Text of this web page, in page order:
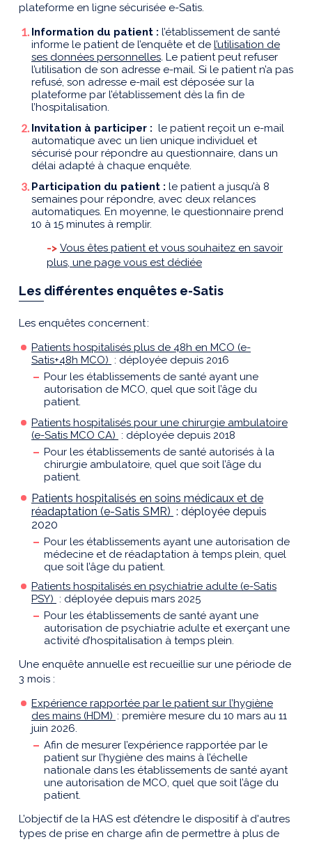
plateforme en ligne sécurisée e-Satis.
Information du patient : l’établissement de santé
informe le patient de l’enquête et de l’utilisation de
ses données personnelles. Le patient peut refuser
l’utilisation de son adresse e-mail. Si le patient n’a pas
refusé, son adresse e-mail est déposée sur la
plateforme par l’établissement dès la fin de
l’hospitalisation.
Invitation à participer : le patient reçoit un e-mail
automatique avec un lien unique individuel et
sécurisé pour répondre au questionnaire, dans un
délai adapté à chaque enquête.
Participation du patient : le patient a jusqu’à 8
semaines pour répondre, avec deux relances
automatiques. En moyenne, le questionnaire prend
10 à 15 minutes à remplir.
-> Vous êtes patient et vous souhaitez en savoir
plus, une page vous est dédiée
Les différentes enquêtes e-Satis
Les enquêtes concernent:
Patients hospitalisés plus de 48h en MCO (e-
Satis+48h MCO) : déployée depuis 2016
Pour les établissements de santé ayant une
autorisation de MCO, quel que soit l’âge du
patient.
Patients hospitalisés pour une chirurgie ambulatoire
(e-Satis MCO CA) : déployée depuis 2018
Pour les établissements de santé autorisés à la
chirurgie ambulatoire, quel que soit l’âge du
patient.
Patients hospitalisés en soins médicaux et de
réadaptation (e-Satis SMR) : déployée depuis
2020
Pour les établissements ayant une autorisation de
médecine et de réadaptation à temps plein, quel
que soit l’âge du patient.
Patients hospitalisés en psychiatrie adulte (e-Satis
PSY) : déployée depuis mars 2025
Pour les établissements de santé ayant une
autorisation de psychiatrie adulte et exerçant une
activité d’hospitalisation à temps plein.
Une enquête annuelle est recueillie sur une période de
3 mois :
Expérience rapportée par le patient sur l’hygiène
des mains (HDM) : première mesure du 10 mars au 11
juin 2026.
Afin de mesurer l’expérience rapportée par le
patient sur l’hygiène des mains à l’échelle
nationale dans les établissements de santé ayant
une autorisation de MCO, quel que soit l’âge du
patient.
L’objectif de la HAS est d’étendre le dispositif à d'autres
types de prise en charge afin de permettre à plus de